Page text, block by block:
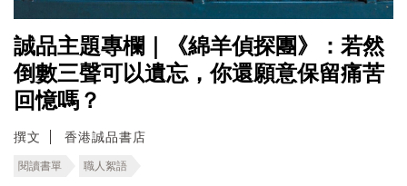
誠品主題專欄｜《綿羊偵探團》：若然
倒數三聲可以遺忘，你還願意保留痛苦
回憶嗎？
撰文 香港誠品書店
閱讀書單 職人絮語